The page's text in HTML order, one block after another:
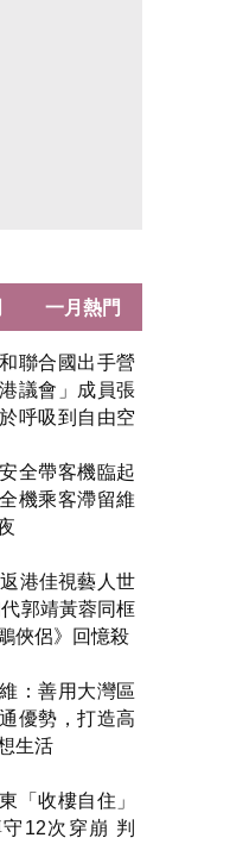
聯合國出手營
議會」成員張
呼吸到自由空
全帶客機臨起
機乘客滯留維
港佳視藝人世
郭靖黃蓉同框
俠侶》回憶殺
：善用大灣區
優勢，打造高
生活
「收樓自住」
12次穿崩 判
一月熱門